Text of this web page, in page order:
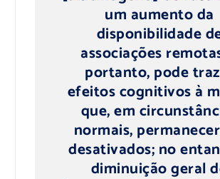
um aumento da
disponibilidade
associações
portanto, pode
efeitos cognitivos à
que, em
normais,
desativados; no
diminuição geral